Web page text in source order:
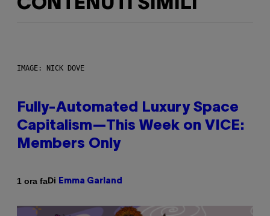
CONTENUTI SIMILI
IMAGE: NICK DOVE
Fully-Automated Luxury Space
Capitalism—This Week on VICE:
Members Only
1 ora faDi Emma Garland